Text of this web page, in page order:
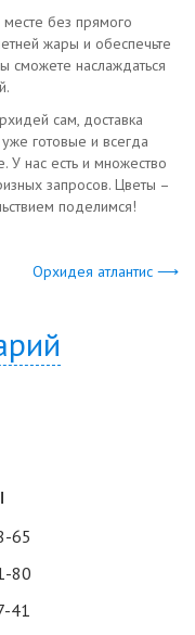
без прямого
жары и обеспечьте
сможете наслаждаться
сам, доставка
готовые и всегда
нас есть и множество
запросов. Цветы –
поделимся!
Орхидея атлантис ⟶
65
80
41